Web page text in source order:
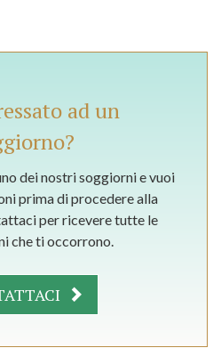
ad un
dei nostri soggiorni e vuoi
prima di procedere alla
per ricevere tutte le
che ti occorrono.